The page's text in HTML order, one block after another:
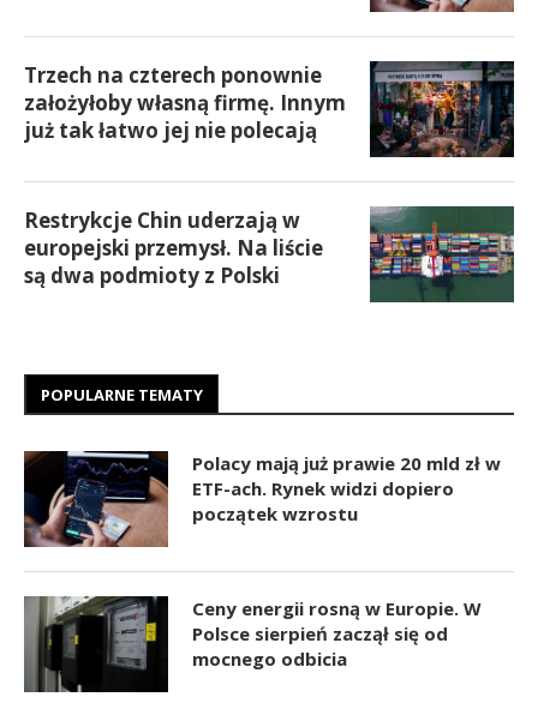
Trzech na czterech ponownie
założyłoby własną firmę. Innym
już tak łatwo jej nie polecają
Restrykcje Chin uderzają w
europejski przemysł. Na liście
są dwa podmioty z Polski
POPULARNE TEMATY
Polacy mają już prawie 20 mld zł w
ETF-ach. Rynek widzi dopiero
początek wzrostu
Ceny energii rosną w Europie. W
Polsce sierpień zaczął się od
mocnego odbicia